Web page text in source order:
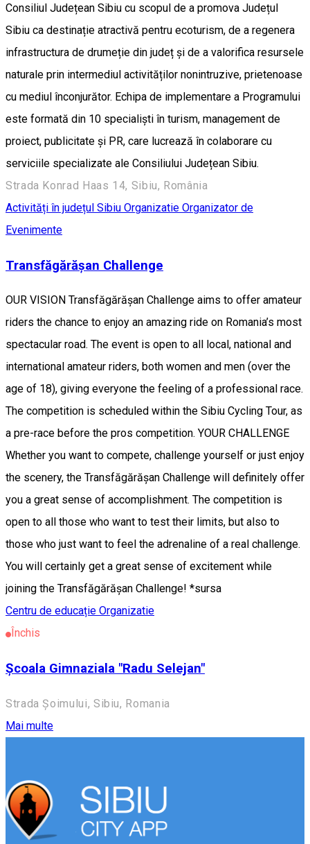
Consiliul Județean Sibiu cu scopul de a promova Județul
Sibiu ca destinație atractivă pentru ecoturism, de a regenera
infrastructura de drumeție din județ și de a valorifica resursele
naturale prin intermediul activităților nonintruzive, prietenoase
cu mediul înconjurător. Echipa de implementare a Programului
este formată din 10 specialiști în turism, management de
proiect, publicitate și PR, care lucrează în colaborare cu
serviciile specializate ale Consiliului Județean Sibiu.
Strada Konrad Haas 14, Sibiu, România
Activități în județul Sibiu Organizatie Organizator de
Evenimente
Transfăgărășan Challenge
OUR VISION Transfăgărășan Challenge aims to offer amateur
riders the chance to enjoy an amazing ride on Romania’s most
spectacular road. The event is open to all local, national and
international amateur riders, both women and men (over the
age of 18), giving everyone the feeling of a professional race.
The competition is scheduled within the Sibiu Cycling Tour, as
a pre-race before the pros competition. YOUR CHALLENGE
Whether you want to compete, challenge yourself or just enjoy
the scenery, the Transfăgărășan Challenge will definitely offer
you a great sense of accomplishment. The competition is
open to all those who want to test their limits, but also to
those who just want to feel the adrenaline of a real challenge.
You will certainly get a great sense of excitement while
joining the Transfăgărășan Challenge! *sursa
Centru de educație Organizatie
Închis
Școala Gimnaziala "Radu Selejan"
Strada Șoimului, Sibiu, Romania
Mai multe